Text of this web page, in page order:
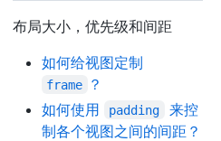
布局大小，优先级和间距
如何给视图定制
frame
？
如何使用
padding
来控
制各个视图之间的间距？